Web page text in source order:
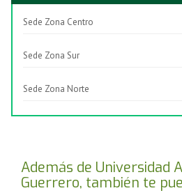
Sede Zona Centro
Sede Zona Sur
Sede Zona Norte
Además de Universidad
Guerrero, también te